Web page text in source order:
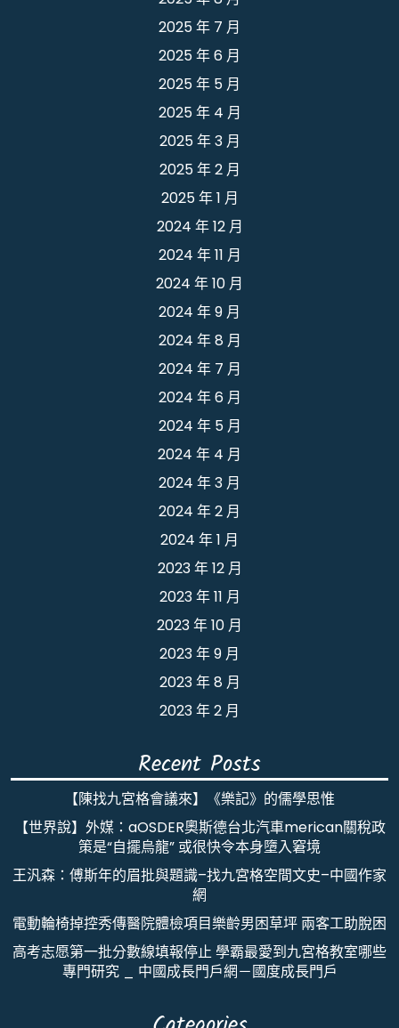
2025 年 7 月
2025 年 6 月
2025 年 5 月
2025 年 4 月
2025 年 3 月
2025 年 2 月
2025 年 1 月
2024 年 12 月
2024 年 11 月
2024 年 10 月
2024 年 9 月
2024 年 8 月
2024 年 7 月
2024 年 6 月
2024 年 5 月
2024 年 4 月
2024 年 3 月
2024 年 2 月
2024 年 1 月
2023 年 12 月
2023 年 11 月
2023 年 10 月
2023 年 9 月
2023 年 8 月
2023 年 2 月
Recent Posts
【陳找九宮格會議來】《樂記》的儒學思惟
【世界說】外媒：aOSDER奧斯德台北汽車merican關稅政
策是“自擺烏龍” 或很快令本身墮入窘境
王汎森：傅斯年的眉批與題識–找九宮格空間文史–中國作家
網
電動輪椅掉控秀傳醫院體檢項目樂齡男困草坪 兩客工助脫困
高考志愿第一批分數線填報停止 學霸最愛到九宮格教室哪些
專門研究 _ 中國成長門戶網－國度成長門戶